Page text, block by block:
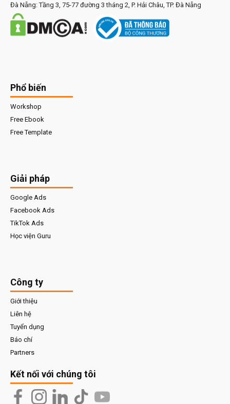
Đà Nẵng: Tầng 3, 75-77 đường 3 tháng 2, P. Hải Châu, TP. Đà Nẵng
Phổ biến
Workshop
Free Ebook
Free Template
Giải pháp
Google Ads
Facebook Ads
TikTok Ads
Học viện Guru
Công ty
Giới thiệu
Liên hệ
Tuyển dụng
Báo chí
Partners
Kết nối với chúng tôi